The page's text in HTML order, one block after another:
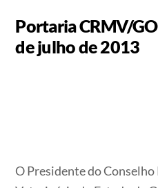
Portaria CRMV/
de julho de 2013
O Presidente do